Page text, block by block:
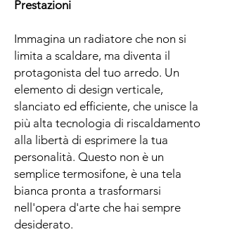
Prestazioni
Immagina un radiatore che non si
limita a scaldare, ma diventa il
protagonista del tuo arredo. Un
elemento di design verticale,
slanciato ed efficiente, che unisce la
più alta tecnologia di riscaldamento
alla libertà di esprimere la tua
personalità. Questo non è un
semplice termosifone, è una tela
bianca pronta a trasformarsi
nell'opera d'arte che hai sempre
desiderato.